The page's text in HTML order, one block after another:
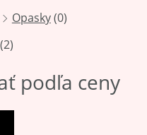
Opasky(0)
(2)
podľa ceny